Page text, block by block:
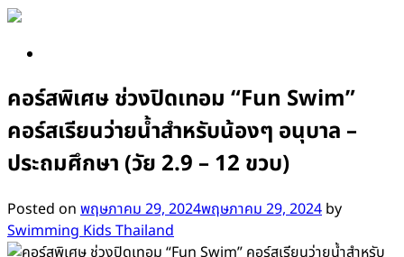
Skip
content
คอร์สพิเศษ ช่วงปิดเทอม “Fun Swim”
คอร์สเรียนว่ายน้ำสำหรับน้องๆ อนุบาล –
ประถมศึกษา (วัย 2.9 – 12 ขวบ)
Posted on พฤษภาคม 29, 2024พฤษภาคม 29, 2024 by
Swimming Kids Thailand